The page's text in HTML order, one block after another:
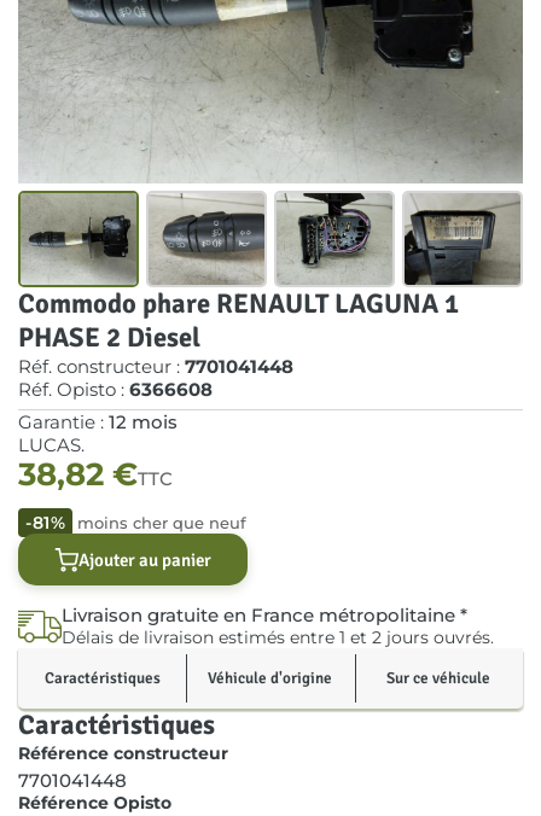
Commodo phare RENAULT LAGUNA 1
PHASE 2 Diesel
Réf. constructeur : 7701041448
Réf. Opisto : 6366608
Garantie : 12 mois
LUCAS.
38,82 €TTC
-81% moins cher que neuf
Ajouter au panier
Livraison gratuite en France métropolitaine *
Délais de livraison estimés entre 1 et 2 jours ouvrés.
Caractéristiques Véhicule d'origine Sur ce véhicule
Caractéristiques
Référence constructeur
7701041448
Référence Opisto